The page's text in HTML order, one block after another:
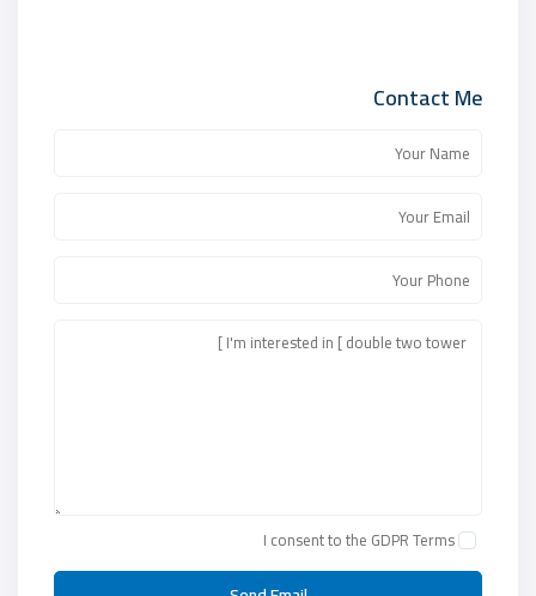
Contact Me
I consent to the GDPR Terms